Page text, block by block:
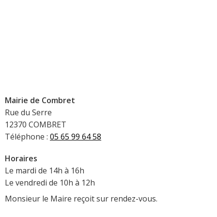
Mairie de Combret
Rue du Serre
12370 COMBRET
Téléphone : 05 65 99 64 58
Horaires
Le mardi de 14h à 16h
Le vendredi de 10h à 12h
Monsieur le Maire reçoit sur rendez-vous.